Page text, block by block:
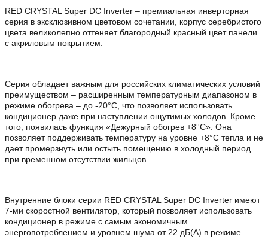
RED CRYSTAL Super DC Inverter – премиальная инверторная
серия в эксклюзивном цветовом сочетании, корпус серебристого
цвета великолепно оттеняет благородный красный цвет панели
с акриловым покрытием.
Серия обладает важным для российских климатических условий
преимуществом – расширенным температурным диапазоном в
режиме обогрева – до -20°С, что позволяет использовать
кондиционер даже при наступлении ощутимых холодов. Кроме
того, появилась функция «Дежурный обогрев +8°С». Она
позволяет поддерживать температуру на уровне +8°С тепла и не
дает промерзнуть или остыть помещению в холодный период
при временном отсутствии жильцов.
Внутренние блоки серии RED CRYSTAL Super DC Inverter имеют
7-ми скоростной вентилятор, который позволяет использовать
кондиционер в режиме с самым экономичным
энергопотреблением и уровнем шума от 22 дБ(A) в режиме